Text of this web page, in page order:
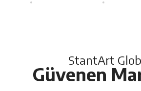
StantArt
Güvenen